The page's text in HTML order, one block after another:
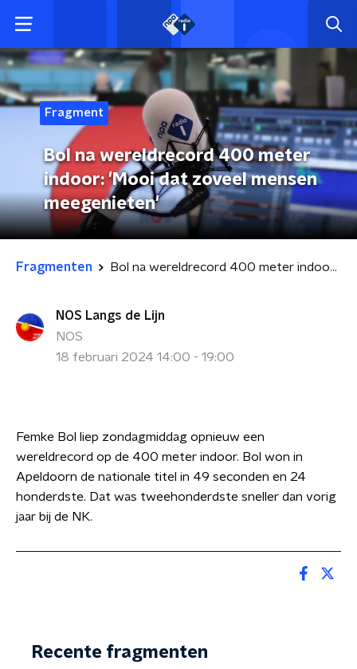
Fragment
Bol na wereldrecord 400 meter
indoor: 'Mooi dat zoveel mensen
meegenieten'
Fragmenten Bol na wereldrecord 400 meter indoor: 'Mooi dat zoveel mensen meegenieten'
NOS Langs de Lijn
NOS
18 februari 2024 14:00 - 19:00
Femke Bol liep zondagmiddag opnieuw een
wereldrecord op de 400 meter indoor. Bol won in
Apeldoorn de nationale titel in 49 seconden en 24
honderdste. Dat was tweehonderdste sneller dan vorig
jaar bij de NK.
Recente fragmenten